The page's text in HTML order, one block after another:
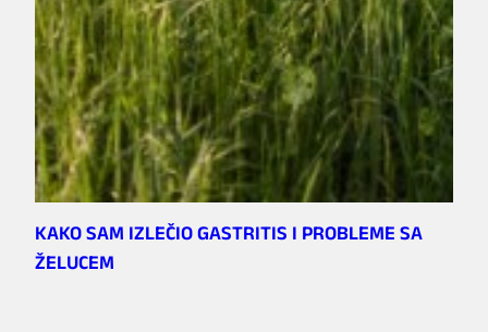
KAKO SAM IZLEČIO GASTRITIS I PROBLEME SA
ŽELUCEM